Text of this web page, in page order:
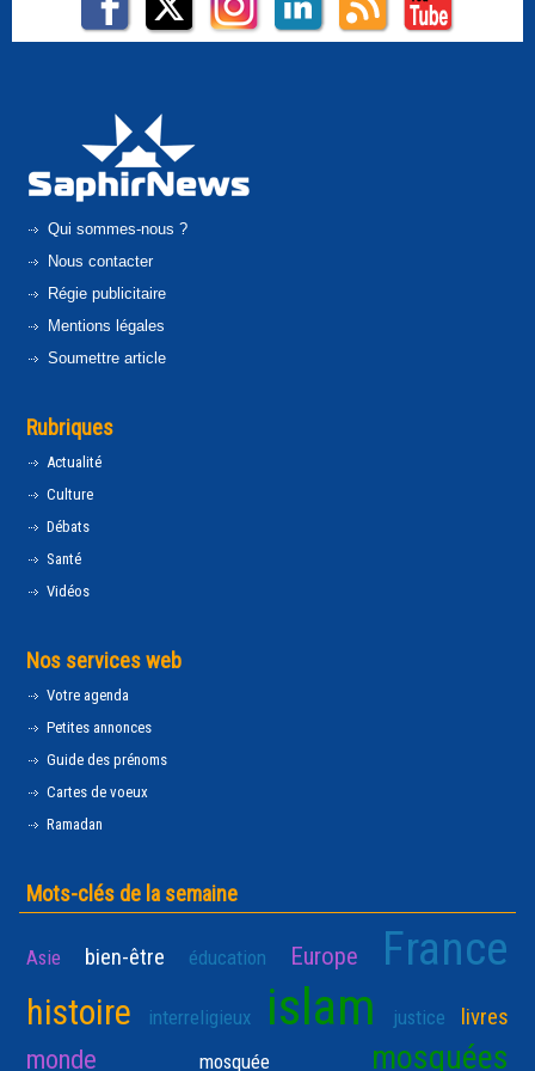
Qui sommes-nous ?
Nous contacter
Régie publicitaire
Mentions légales
Soumettre article
Rubriques
Actualité
Culture
Débats
Santé
Vidéos
Nos services web
Votre agenda
Petites annonces
Guide des prénoms
Cartes de voeux
Ramadan
Mots-clés de la semaine
Asie bien-être éducation Europe France
histoire interreligieux islam justice livres
monde mosquée mosquées